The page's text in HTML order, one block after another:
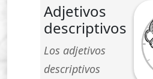
Adjetivos
descriptivos
Los adjetivos
descriptivos